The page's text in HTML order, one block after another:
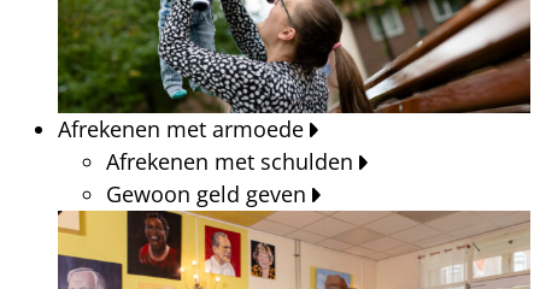
Afrekenen met armoede
Afrekenen met schulden
Gewoon geld geven